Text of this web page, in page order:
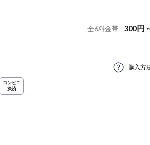
全6料金帯 300円
購入方